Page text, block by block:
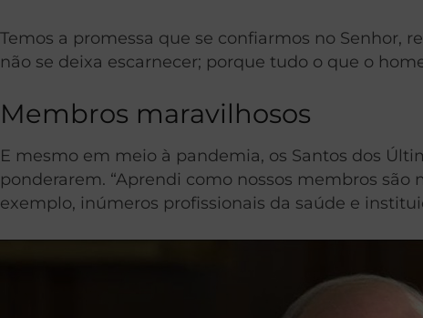
Temos a promessa que se confiarmos no Senhor,
não se deixa escarnecer; porque tudo o que o
Membros maravilhosos
E mesmo em meio à pandemia, os Santos dos
ponderarem. “Aprendi como nossos membros são
exemplo, inúmeros profissionais da saúde e